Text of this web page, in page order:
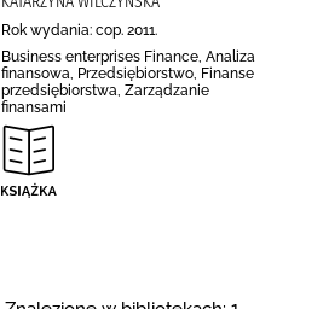
Rok wydania: cop. 2011.
Business enterprises Finance, Analiza
finansowa, Przedsiębiorstwo, Finanse
przedsiębiorstwa, Zarządzanie
finansami